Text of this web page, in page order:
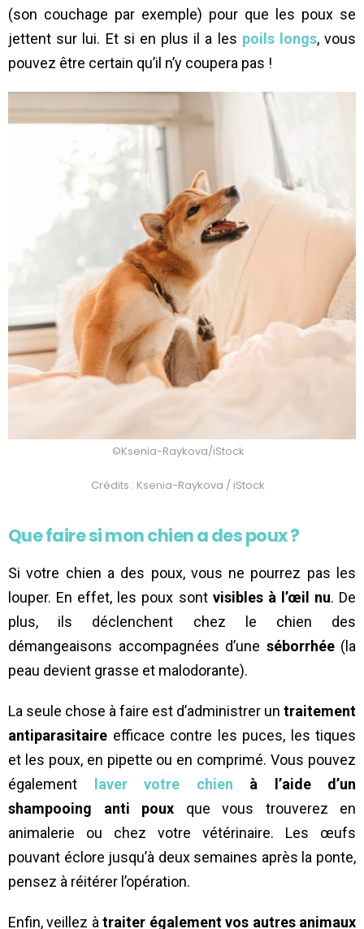
(son couchage par exemple) pour que les poux se
jettent sur lui. Et si en plus il a les poils longs, vous
pouvez être certain qu’il n’y coupera pas !
©Ksenia-Raykova/iStock
Crédits : Ksenia-Raykova / iStock
Que faire si mon chien a des poux ?
Si votre chien a des poux, vous ne pourrez pas les
louper. En effet, les poux sont visibles à l’œil nu. De
plus, ils déclenchent chez le chien des
démangeaisons accompagnées d’une séborrhée(la
peau devient grasse et malodorante).
La seule chose à faire est d’administrer un traitement
antiparasitaire efficace contre les puces, les tiques
et les poux, en pipette ou en comprimé. Vous pouvez
également laver votre chien à l’aide d’un
shampooing anti poux que vous trouverez en
animalerie ou chez votre vétérinaire. Les œufs
pouvant éclore jusqu’à deux semaines après la ponte,
pensez à réitérer l’opération.
Enfin, veillez àtraiter également vos autres animaux